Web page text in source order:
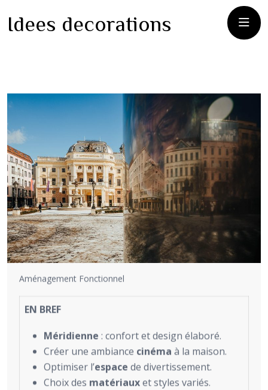
Idees decorations
Aménagement Fonctionnel
EN BREF
Méridienne : confort et design élaboré.
Créer une ambiance cinéma à la maison.
Optimiser l’espace de divertissement.
Choix des matériauxet styles variés.